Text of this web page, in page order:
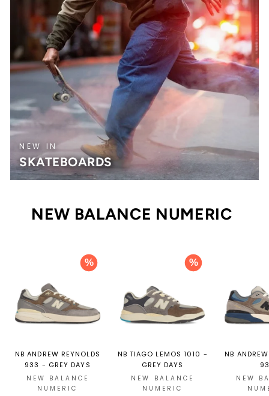
NEW IN
SKATEBOARDS
NEW BALANCE NUMERIC
%
NB ANDREW REYNOLDS
933 - GREY DAYS
NEW BALANCE
NUMERIC
%
NB TIAGO LEMOS 1010 -
GREY DAYS
NEW BALANCE
NUMERIC
NB
NEW